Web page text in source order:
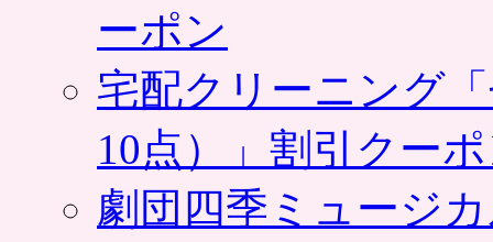
ーポン
宅配クリーニング
10点）」割引クー
劇団四季ミュージ